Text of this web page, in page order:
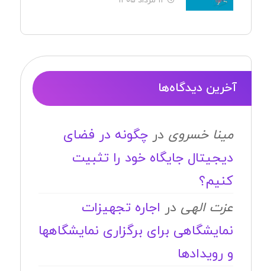
آخرین دیدگاه‌ها
مینا خسروی در چگونه در فضای
دیجیتال جایگاه خود را تثبیت
کنیم؟
عزت الهی در اجاره تجهیزات
نمایشگاهی برای برگزاری نمایشگاهها
و رویدادها